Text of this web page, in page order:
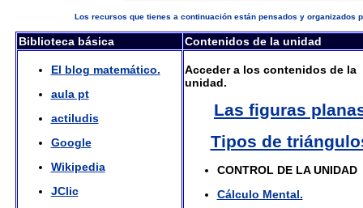
Los recursos que tienes a continuación están pensados y
Biblioteca básica Contenidos de la unidad
El blog matemático.
aula pt
actiludis
Google
Wikipedia
JClic
Acceder a los contenidos de la
unidad.
Las figuras
Tipos de
CONTROL DE LA UNIDAD
Cálculo Mental.